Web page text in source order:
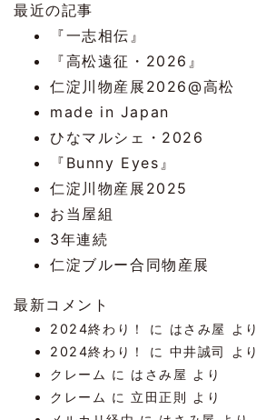
最近の記事
『一志相伝』
『高松遠征・2026』
仁淀川物産展2026@高松
made in Japan
ひなマルシェ・2026
『Bunny Eyes』
仁淀川物産展2025
お当屋組
3年連続
仁淀ブルー合同物産展
最新コメント
2024終わり！ に はさみ屋
より
2024終わり！
に 中井誠司
より
クレーム に はさみ屋 より
クレーム に 立田正則 より